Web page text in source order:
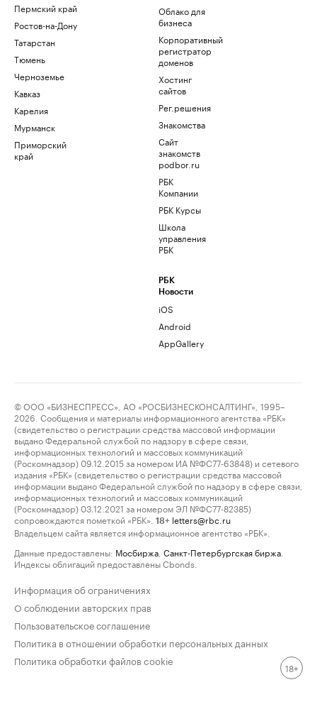
Пермский край
Ростов-на-Дону
Татарстан
Тюмень
Черноземье
Кавказ
Карелия
Мурманск
Приморский
край
Облако для
бизнеса
Корпоративный
регистратор
доменов
Хостинг
сайтов
Рег.решения
Знакомства
Сайт
знакомств
podbor.ru
РБК
Компании
РБК Курсы
Школа
управления
РБК
РБК
Новости
iOS
Android
AppGallery
© ООО «БИЗНЕСПРЕСС», АО «РОСБИЗНЕСКОНСАЛТИНГ», 1995–
2026. Сообщения и материалы информационного агентства «РБК»
(свидетельство о регистрации средства массовой информации
выдано Федеральной службой по надзору в сфере связи,
информационных технологий и массовых коммуникаций
(Роскомнадзор) 09.12.2015 за номером ИА №ФС77-63848) и сетевого
издания «РБК» (свидетельство о регистрации средства массовой
информации выдано Федеральной службой по надзору в сфере связи,
информационных технологий и массовых коммуникаций
(Роскомнадзор) 03.12.2021 за номером ЭЛ №ФС77-82385)
сопровождаются пометкой «РБК».
18+ letters@rbc.ru
Владельцем сайта является информационное агентство «РБК».
Данные предоставлены: Мосбиржа Санкт-Петербургская биржа
Индексы облигаций предоставлены Cbonds.
Информация об ограничениях
О соблюдении авторских прав
Пользовательское соглашение
Политика в отношении обработки персональных данных
Политика обработки файлов cookie
18+